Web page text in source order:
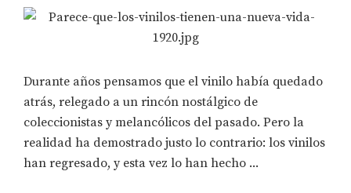
Durante años pensamos que el vinilo había quedado
atrás, relegado a un rincón nostálgico de
coleccionistas y melancólicos del pasado. Pero la
realidad ha demostrado justo lo contrario: los vinilos
han regresado, y esta vez lo han hecho ...